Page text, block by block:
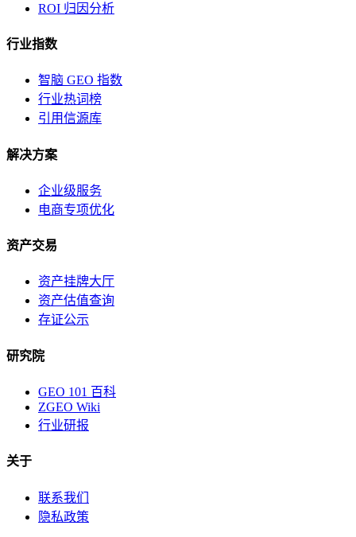
ROI 归因分析
行业指数
智脑 GEO 指数
行业热词榜
引用信源库
解决方案
企业级服务
电商专项优化
资产交易
资产挂牌大厅
资产估值查询
存证公示
研究院
GEO 101 百科
ZGEO Wiki
行业研报
关于
联系我们
隐私政策